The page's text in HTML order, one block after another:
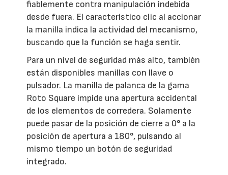
fiablemente contra manipulación indebida
desde fuera. El característico clic al accionar
la manilla indica la actividad del mecanismo,
buscando que la función se haga sentir.
Para un nivel de seguridad más alto, también
están disponibles manillas con llave o
pulsador. La manilla de palanca de la gama
Roto Square impide una apertura accidental
de los elementos de corredera. Solamente
puede pasar de la posición de cierre a 0° a la
posición de apertura a 180°, pulsando al
mismo tiempo un botón de seguridad
integrado.